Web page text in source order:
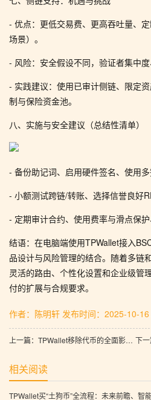
- 优点：更低交易费、更高吞吐量、
场景）。
- 风险：安全假设不同，验证者集中
- 实践建议：使用已审计侧链、限定
制与保险资金池。
八、实施与安全建议（总结性清单）
- 备份助记词、启用硬件签名、使用多
- 小额测试跨链/转账、选择信誉良好
- 定期审计合约、使用费率与滑点保护
结语：在电脑端使用TPWallet接入
品设计与风险管理的结合。随着多链
灵活的路由、个性化设置和企业级管
付的扩展与合规要求。
作者：陈明轩 发布时间：2025-10-
上一篇：TPWallet移除代币的全面影响与应对策略：从收益聚合到智能合约支持的综合分析
相关阅读
TPWallet买“土狗币”全流程：未来前瞻、智